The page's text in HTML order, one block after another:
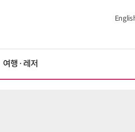
여행·레저